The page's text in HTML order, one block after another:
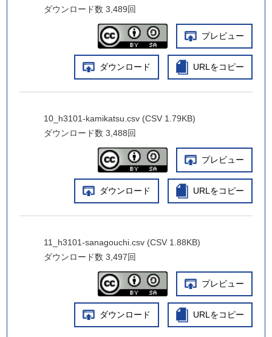
ダウンロード数 3,489回
プレビュー
ダウンロード URLをコピー
10_h3101-kamikatsu.csv (CSV 1.79KB)
ダウンロード数 3,488回
プレビュー
ダウンロード URLをコピー
11_h3101-sanagouchi.csv (CSV 1.88KB)
ダウンロード数 3,497回
プレビュー
ダウンロード URLをコピー